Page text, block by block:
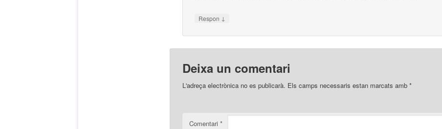
Respon ↓
Deixa un comentari
L'adreça electrònica no es publicarà. Els camps necessaris estan marcats amb *
Comentari *